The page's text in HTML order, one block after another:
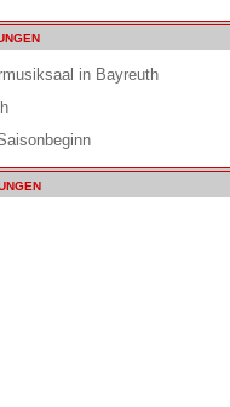
in Bayreuth